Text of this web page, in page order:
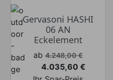
Gervasoni HASHI
06 AN
Eckelement
Verkaufspreis
ab 4.248,00 €
Preis
4.035,60 €